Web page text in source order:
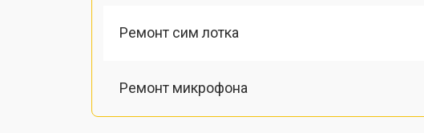
Ремонт сим лотка
Ремонт микрофона